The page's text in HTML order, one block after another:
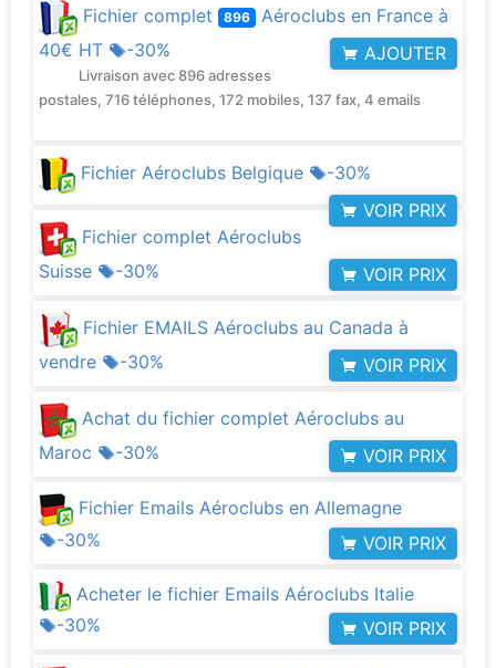
Fichier complet 896 Aéroclubs en France à
40€ HT
-30% AJOUTER
Livraison avec 896 adresses
postales, 716 téléphones, 172 mobiles, 137 fax, 4 emails
Fichier Aéroclubs Belgique
-30%
VOIR PRIX
Fichier complet Aéroclubs
Suisse
-30% VOIR PRIX
Fichier EMAILS Aéroclubs au Canada à
vendre
-30% VOIR PRIX
Achat du fichier complet Aéroclubs au
Maroc
-30% VOIR PRIX
Fichier Emails Aéroclubs en Allemagne
-30%
VOIR PRIX
Acheter le fichier Emails Aéroclubs Italie
-30%
VOIR PRIX